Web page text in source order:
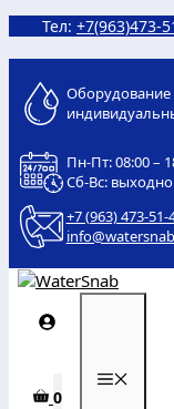
Перейти
Тел: +7(963)473-
Пн-Пт: 08:00 –
Сб-Вс:
+7 (963) 473-51-
0